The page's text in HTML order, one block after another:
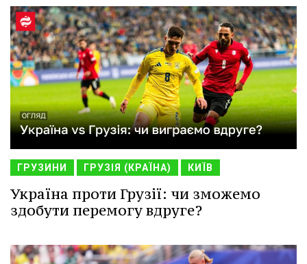
ГРУЗИНИ ГРУЗІЯ (КРАЇНА) КИЇВ
Україна проти Грузії: чи зможемо
здобути перемогу вдруге?